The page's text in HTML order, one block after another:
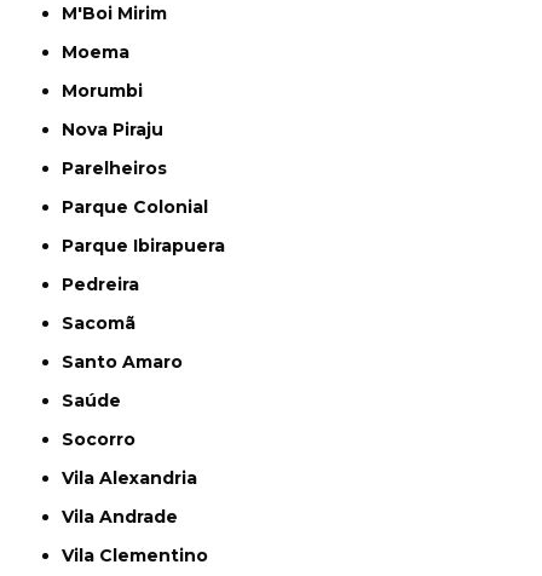
M'Boi Mirim
Moema
Morumbi
Nova Piraju
Parelheiros
Parque Colonial
Parque Ibirapuera
Pedreira
Sacomã
Santo Amaro
Saúde
Socorro
Vila Alexandria
Vila Andrade
Vila Clementino